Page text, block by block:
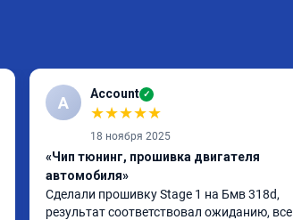
A Account ✓
★★★★★
18 ноября 2025
«Чип тюнинг, прошивка двигателя
автомобиля»
Сделали прошивку Stage 1 на Бмв 318d,
результат соответствовал ожиданию, все